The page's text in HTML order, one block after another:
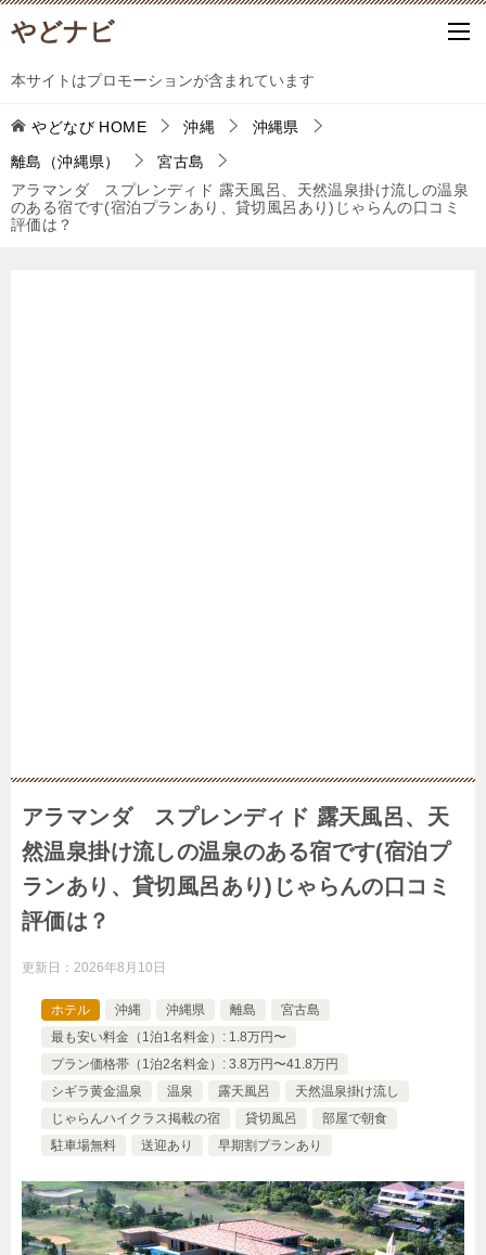
やどナビ
本サイトはプロモーションが含まれています
やどなび HOME 沖縄
沖縄県
離島（沖縄県）
宮古島
アラマンダ スプレンディド 露天風呂、天然温泉掛け流しの温泉
のある宿です(宿泊プランあり、貸切風呂あり)じゃらんの口コミ
評価は？
アラマンダ スプレンディド 露天風呂、天
然温泉掛け流しの温泉のある宿です(宿泊プ
ランあり、貸切風呂あり)じゃらんの口コミ
評価は？
更新日： 2026年8月10日
ホテル 沖縄 沖縄県 離島
宮古島
最も安い料金（1泊1名料金）: 1.8万円〜
プラン価格帯（1泊2名料金）: 3.8万円〜41.8万円
シギラ黄金温泉
温泉 露天風呂
天然温泉掛け流し
じゃらんハイクラス掲載の宿
貸切風呂
部屋で朝食
駐車場無料
送迎あり 早期割プランあり